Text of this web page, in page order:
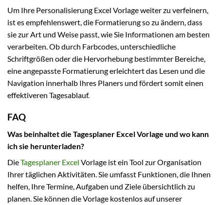
Um Ihre Personalisierung Excel Vorlage weiter zu verfeinern,
ist es empfehlenswert, die Formatierung so zu ändern, dass
sie zur Art und Weise passt, wie Sie Informationen am besten
verarbeiten. Ob durch Farbcodes, unterschiedliche
Schriftgrößen oder die Hervorhebung bestimmter Bereiche,
eine angepasste Formatierung erleichtert das Lesen und die
Navigation innerhalb Ihres Planers und fördert somit einen
effektiveren Tagesablauf.
FAQ
Was beinhaltet die Tagesplaner Excel Vorlage und wo kann
ich sie herunterladen?
DieTagesplaner Excel Vorlage ist ein Tool zur Organisation
Ihrer täglichen Aktivitäten. Sie umfasst Funktionen, die Ihnen
helfen, Ihre Termine, Aufgaben und Ziele übersichtlich zu
planen. Sie können die Vorlage kostenlos auf unserer